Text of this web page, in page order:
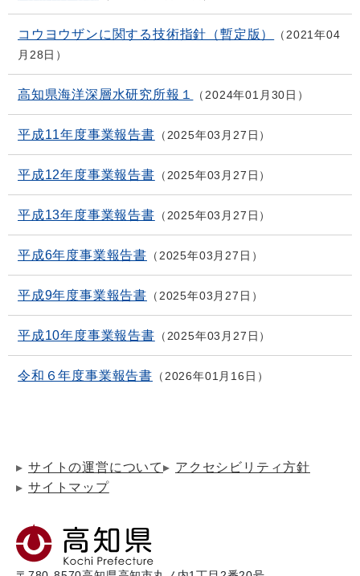
コウヨウザンに関する技術指針（暫定版）
2021年04
月28日
高知県海洋深層水研究所報１ 2024年01月30日
平成11年度事業報告書 2025年03月27日
平成12年度事業報告書 2025年03月27日
平成13年度事業報告書 2025年03月27日
平成6年度事業報告書 2025年03月27日
平成9年度事業報告書 2025年03月27日
平成10年度事業報告書 2025年03月27日
令和６年度事業報告書 2026年01月16日
サイトの運営について
アクセシビリティ方針
サイトマップ